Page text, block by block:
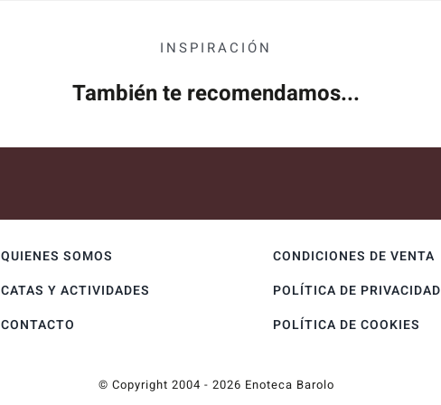
INSPIRACIÓN
También te recomendamos...
QUIENES SOMOS
CATAS Y ACTIVIDADES
CONTACTO
CONDICIONES DE VENTA
POLÍTICA DE PRIVACIDAD
POLÍTICA DE COOKIES
© Copyright 2004 - 2026 Enoteca Barolo